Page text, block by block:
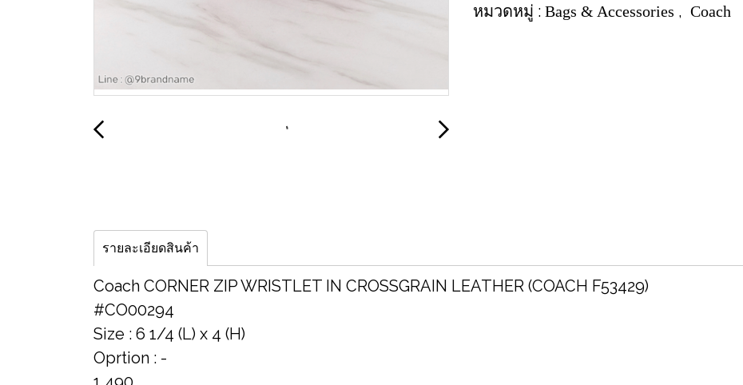
หมวดหมู่ : Bags & Accessories , Coach
รายละเอียดสินค้า
Coach CORNER ZIP WRISTLET IN CROSSGRAIN LEATHER (COACH F53429)
#CO00294
Size : 6 1/4 (L) x 4 (H)
Oprtion : -